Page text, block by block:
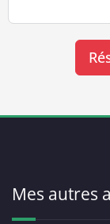
Mes autres